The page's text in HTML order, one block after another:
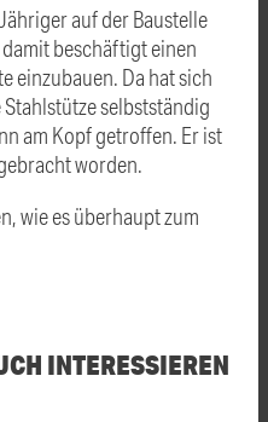
auf der Baustelle
beschäftigt einen
einzubauen. Da hat sich
selbstständig
am Kopf getroffen. Er ist
worden.
wie es überhaupt zum
INTERESSIEREN